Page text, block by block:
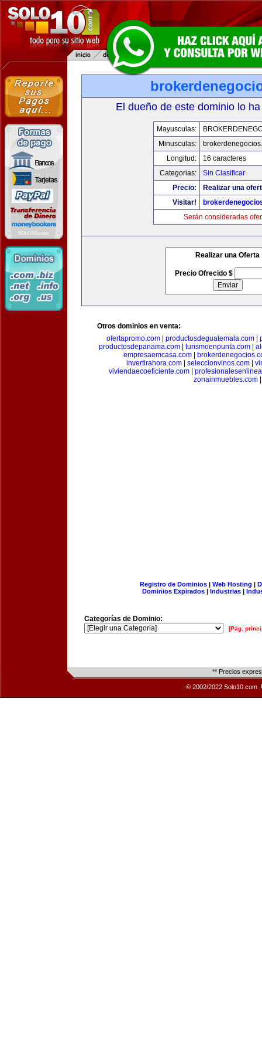
El dueño de este dominio lo
Mayusculas:
Minusculas:
Longitud:
16 caracteres
Categorias:
Sin Clasificar
Precio:
Realizar una
Visitar!
Serán consideradas
Realizar una Oferta
Precio Ofrecido $
Otros dominios en venta:
ofertapromo.com
productosdeguatemala.com
productosdepanama.com
turismoenpunta.com
empresaemcasa.com
invertirahora.com| seleccionvinos.com|
viviendaecoeficiente.com|
zonainmuebles.com
Registro de Dominios| Web Hosting |
Dominios Expirados | Industrias |
Categorías de Dominio:
[Pág.
** Precios
© 2002/2022 Solo10.com